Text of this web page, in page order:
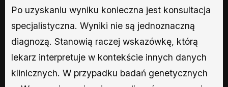
Po uzyskaniu wyniku konieczna jest konsultacja
specjalistyczna. Wyniki nie są jednoznaczną
diagnozą. Stanowią raczej wskazówkę, którą
lekarz interpretuje w kontekście innych danych
klinicznych. W przypadku badań genetycznych